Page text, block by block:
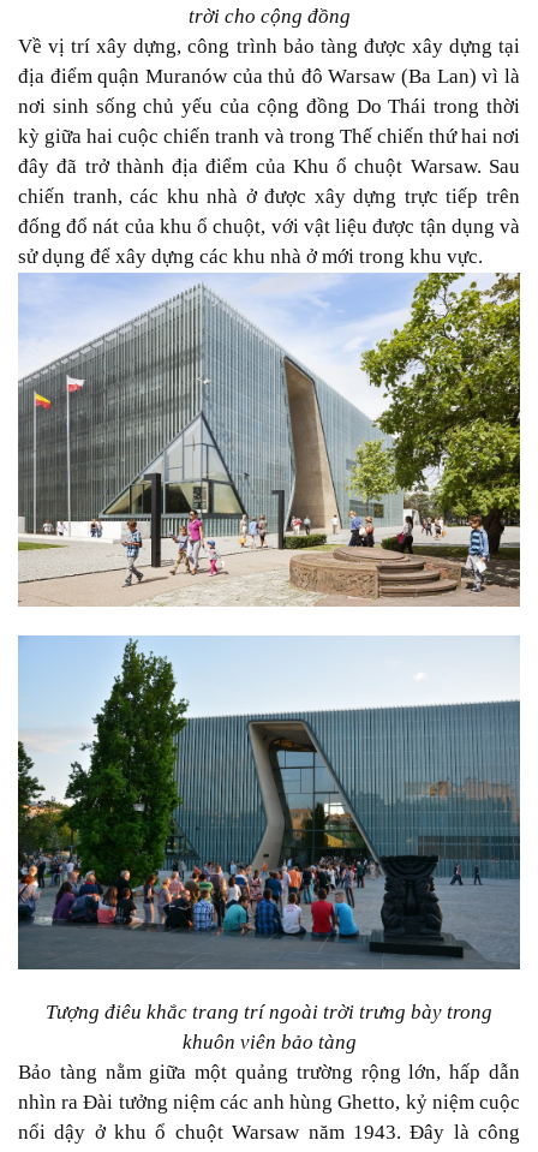
trời cho cộng đồng
Về vị trí xây dựng, công trình bảo tàng được xây dựng tại
địa điểm quận Muranów của thủ đô Warsaw (Ba Lan) vì là
nơi sinh sống chủ yếu của cộng đồng Do Thái trong thời
kỳ giữa hai cuộc chiến tranh và trong Thế chiến thứ hai nơi
đây đã trở thành địa điểm của Khu ổ chuột Warsaw. Sau
chiến tranh, các khu nhà ở được xây dựng trực tiếp trên
đống đổ nát của khu ổ chuột, với vật liệu được tận dụng và
sử dụng để xây dựng các khu nhà ở mới trong khu vực.
Tượng điêu khắc trang trí ngoài trời trưng bày trong
khuôn viên bảo tàng
Bảo tàng nằm giữa một quảng trường rộng lớn, hấp dẫn
nhìn ra Đài tưởng niệm các anh hùng Ghetto, kỷ niệm cuộc
nổi dậy ở khu ổ chuột Warsaw năm 1943. Đây là công